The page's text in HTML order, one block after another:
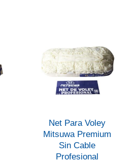
Las
opciones
se
pueden
la
página
de
Net Para Voley
Mitsuwa Premium
Sin Cable
Profesional